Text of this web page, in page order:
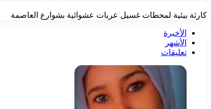
كارثة بيئية لمحطات غسيل عربات عشوائية بشوارع العاصمة
الأخيرة
الأشهر
تعليقات